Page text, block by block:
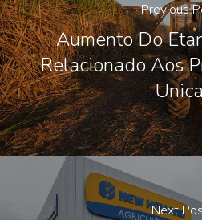
Previous
Aumento Do
Relacionado Aos
Next